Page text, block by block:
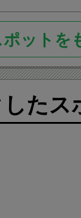
ットを
たス